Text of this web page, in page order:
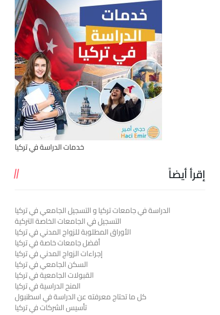
خدمات الدراسة في تركيا
إقرأ أيضاً
الدراسة في جامعات تركيا و التسجيل الجامعي في تركيا
التسجيل في الجامعات الخاصة التركية
الأوراق المطلوبة للزواج المدني في تركيا
أفضل جامعات خاصة في تركيا
إجراءات الزواج المدني في تركيا
السكن الجامعي في تركيا
القبولات الجامعية في تركيا
المنح الدراسية في تركيا
كل ما تحتاج معرفته عن الدراسة في اسطنبول
تأسيس الشركات في تركيا